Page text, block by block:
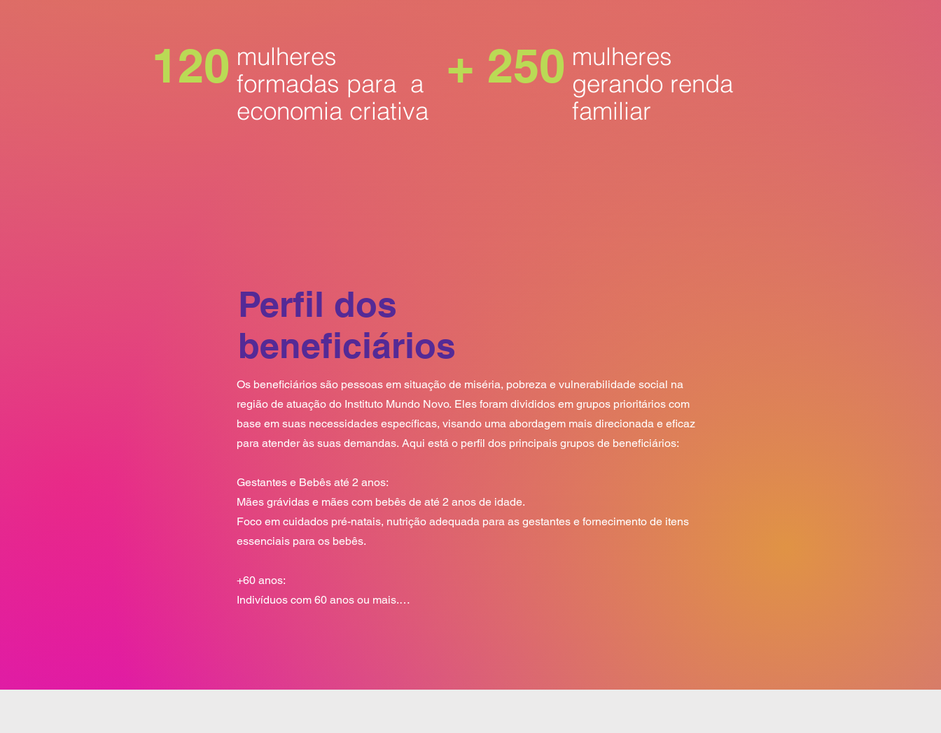
+ 250mulheres
gerando renda
familiar
120mulheres
formadas para a
economia criativa
Perfil dos
beneficiários
Os beneficiários são pessoas em situação de miséria, pobreza e vulnerabilidade social na
região de atuação do Instituto Mundo Novo. Eles foram divididos em grupos prioritários com
base em suas necessidades específicas, visando uma abordagem mais direcionada e eficaz
para atender às suas demandas. Aqui está o perfil dos principais grupos de beneficiários:
Gestantes e Bebês até 2 anos:
Mães grávidas e mães com bebês de até 2 anos de idade.
Foco em cuidados pré-natais, nutrição adequada para as gestantes e fornecimento de itens
essenciais para os bebês.
+60 anos:
Indivíduos com 60 anos ou mais.